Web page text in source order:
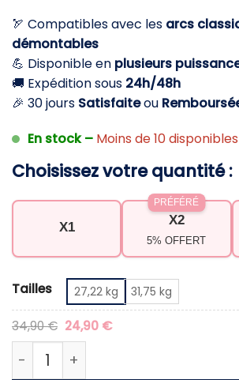
à
🏹 Compatibles avec les arcs
démontables
💪 Disponible en plusieurs
🚚 Expédition sous 24h/48h
🎉 30 jours Satisfaiteou
En stock – Moins de 10 disponibles
Choisissez votre quantité :
X1 X2
5% OFFERT
PRÉFÉRÉ
Tailles 27,22 kg 31,75 kg
34,90€ Le
prix
initial
était :
34,90 €.
24,90 €Le
prix
quantité de Branches de